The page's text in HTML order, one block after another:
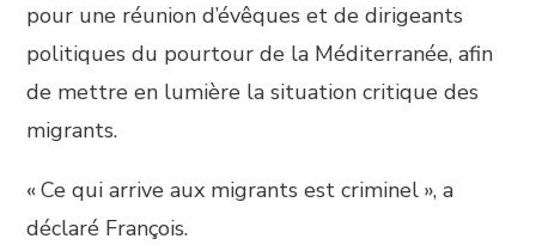
pour une réunion d’évêques et de dirigeants
politiques du pourtour de la Méditerranée, afin
de mettre en lumière la situation critique des
migrants.
« Ce qui arrive aux migrants est criminel », a
déclaré François.